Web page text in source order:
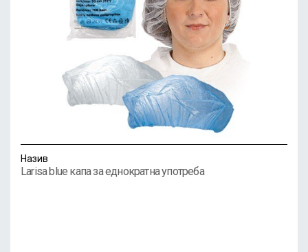
Назив
Larisa blue капа за еднократна употреба